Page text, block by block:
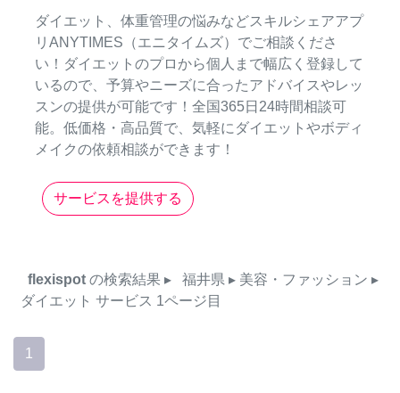
ダイエット、体重管理の悩みなどスキルシェアアプ
リANYTIMES（エニタイムズ）でご相談くださ
い！ダイエットのプロから個人まで幅広く登録して
いるので、予算やニーズに合ったアドバイスやレッ
スンの提供が可能です！全国365日24時間相談可
能。低価格・高品質で、気軽にダイエットやボディ
メイクの依頼相談ができます！
サービスを提供する
flexispot の検索結果 ▸ 福井県 ▸ 美容・ファッション ▸
ダイエット サービス 1ページ目
1